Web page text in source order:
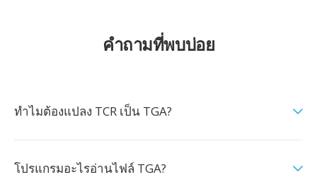
คำถามที่พบบ่อย
ทำไมต้องแปลง TCR เป็น TGA?
โปรแกรมอะไรอ่านไฟล์ TGA?